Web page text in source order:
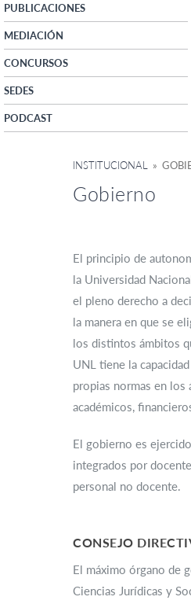
PUBLICACIONES
MEDIACIÓN
CONCURSOS
SEDES
PODCAST
INSTITUCIONAL »
Gobierno
El principio de
la Universidad
el pleno derecho a
la manera en que se
los distintos ámbitos
UNL tiene la
propias normas en
académicos,
El gobierno es
integrados por
personal no docente.
CONSEJO
El máximo órgano de
Ciencias Jurídicas y